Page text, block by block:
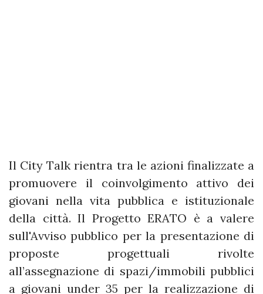
Il City Talk rientra tra le azioni finalizzate a
promuovere il coinvolgimento attivo dei
giovani nella vita pubblica e istituzionale
della città. Il Progetto ERATO è a valere
sull'Avviso pubblico per la presentazione di
proposte progettuali rivolte
all’assegnazione di spazi/immobili pubblici
a giovani under 35 per la realizzazione di